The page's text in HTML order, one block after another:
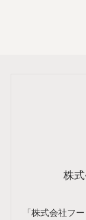
株
「株式会社フ